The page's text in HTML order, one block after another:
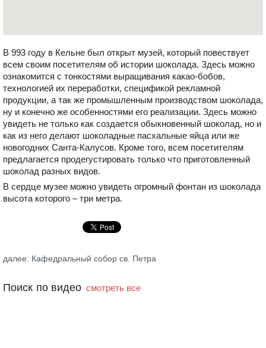
В 993 году в Кельне был открыт музей, который повествует
всем своим посетителям об истории шоколада. Здесь можно
ознакомится с тонкостями выращивания какао-бобов,
технологией их переработки, спецификой рекламной
продукции, а так же промышленным производством шоколада,
ну и конечно же особенностями его реализации. Здесь можно
увидеть не только как создается обыкновенный шоколад, но и
как из него делают шоколадные пасхальные яйца или же
новогодних Санта-Калусов. Кроме того, всем посетителям
предлагается продегустировать только что приготовленный
шоколад разных видов.
В сердце музее можно увидеть огромный фонтан из шоколада
высота которого – три метра.
далее: Кафедральный собор св. Петра
Поиск по видео смотреть все